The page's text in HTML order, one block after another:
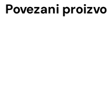
Povezani